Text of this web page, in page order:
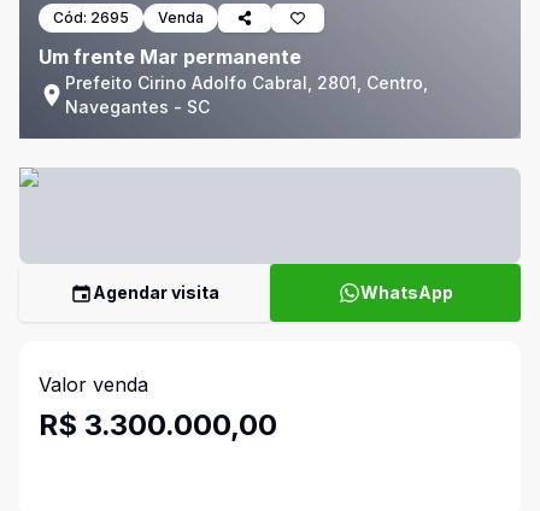
Cód: 2695 Venda
Um frente Mar permanente
Prefeito Cirino Adolfo Cabral, 2801, Centro,
Navegantes - SC
Agendar visita WhatsApp
Valor venda
R$ 3.300.000,00